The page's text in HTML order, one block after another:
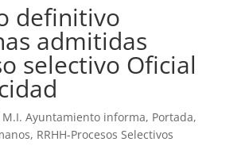
definitivo
admitidas
selectivo Oficial
M.I. Ayuntamiento informa, Portada,
, RRHH-Procesos Selectivos